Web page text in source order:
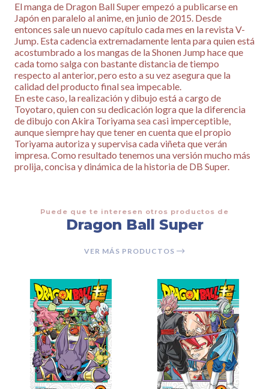
El manga de Dragon Ball Super empezó a publicarse en
Japón en paralelo al anime, en junio de 2015. Desde
entonces sale un nuevo capítulo cada mes en la revista V-
Jump. Esta cadencia extremadamente lenta para quien está
acostumbrado a los mangas de la Shonen Jump hace que
cada tomo salga con bastante distancia de tiempo
respecto al anterior, pero esto a su vez asegura que la
calidad del producto final sea impecable.
En este caso, la realización y dibujo está a cargo de
Toyotaro, quien con su dedicación logra que la diferencia
de dibujo con Akira Toriyama sea casi imperceptible,
aunque siempre hay que tener en cuenta que el propio
Toriyama autoriza y supervisa cada viñeta que verán
impresa. Como resultado tenemos una versión mucho más
prolija, concisa y dinámica de la historia de DB Super.
Puede que te interesen otros productos de
Dragon Ball Super
VER MÁS PRODUCTOS